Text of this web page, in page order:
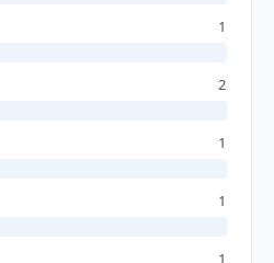
1
2
1
1
1